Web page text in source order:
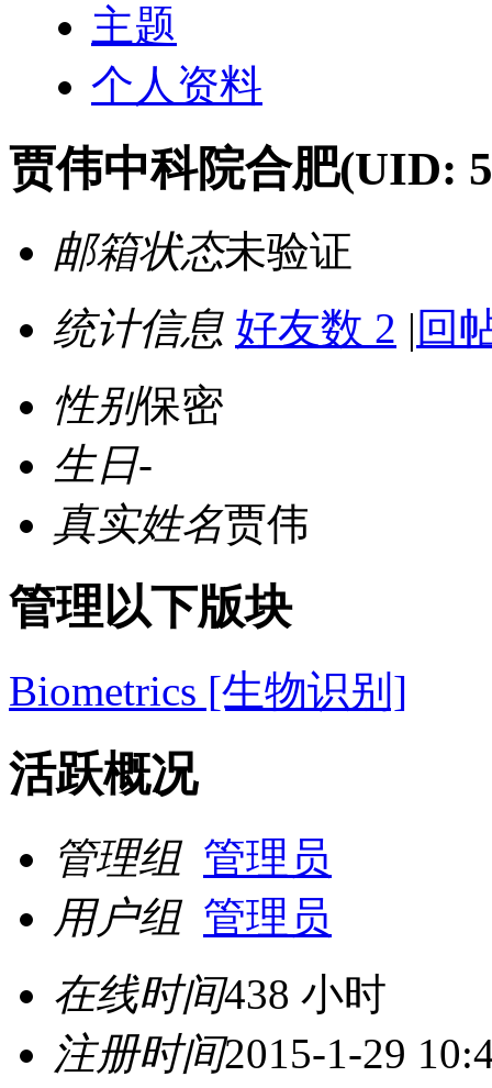
主题
个人资料
贾伟中科院合肥(UID:
邮箱状态未验证
统计信息 好友数 2 | 回
性别保密
生日-
真实姓名贾伟
管理以下版块
Biometrics [生物识别]
活跃概况
管理组 管理员
用户组 管理员
在线时间438 小时
注册时间2015-1-29